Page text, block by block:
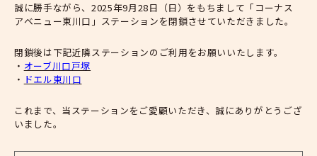
誠に勝手ながら、2025年9月28日（日）をもちまして「コーナス
アベニュー東川口」ステーションを閉鎖させていただきました。
閉鎖後は下記近隣ステーションのご利用をお願いいたします。
・ オーブ川口戸塚
・ ドエル東川口
これまで、当ステーションをご愛顧いただき、誠にありがとうござ
いました。